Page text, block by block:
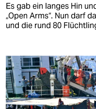
Es gab ein langes Hin
„Open Arms“. Nun darf
und die rund 80